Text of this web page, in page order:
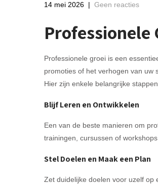
14 mei 2026 | Geen reacties
Professionele
Professionele groei is een
promoties of het verhogen van uw
Hier zijn enkele belangrijke
Blijf Leren en Ontwikkelen
Een van de beste manieren om
trainingen, cursussen of
Stel Doelen en Maak een Plan
Zet duidelijke doelen voor uzelf op